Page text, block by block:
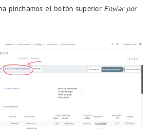
pinchamos el botón superior Enviar por